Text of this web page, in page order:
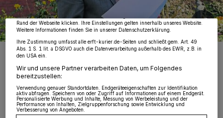
Landrat Hans-Jürgen Petrauschke sprach mit der Redaktion über
das rheinische Sommer- und Winterbrauchtum. Und er zollte allen
Schützen seinen Respekt.
möglicherweise nicht mehr so relevant für Sie. Sie können dieses Menü jederzeit
wieder aufrufen, um Ihre Einstellungen zu ändern oder Ihre Einwilligung zu
widerrufen, indem Sie auf den Link Einstellungen oder Ablehnen am unteren
Rand der Webseite klicken. Ihre Einstellungen gelten innerhalb unseres Website.
Weitere Informationen finden Sie in unserer Datenschutzerklärung.
Ihre Zustimmung umfasst alle erft-kurier.de-Seiten und schließt gem. Art. 49
Abs. 1 S. 1 lit. a DSGVO auch die Datenverarbeitung außerhalb des EWR, z.B. in
den USA ein.
Wir und unsere Partner verarbeiten Daten, um Folgendes
bereitzustellen:
Verwendung genauer Standortdaten. Endgeräteeigenschaften zur Identifikation
aktiv abfragen. Speichern von oder Zugriff auf Informationen auf einem Endgerät.
Personalisierte Werbung und Inhalte, Messung von Werbeleistung und der
Performance von Inhalten, Zielgruppenforschung sowie Entwicklung und
Verbesserung von Angeboten.